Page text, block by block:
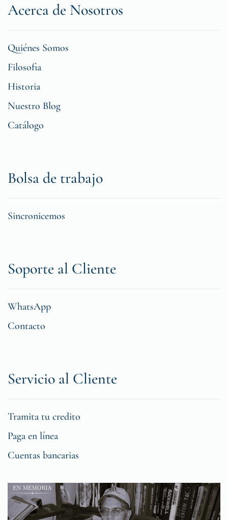
Acerca de Nosotros
Quiénes Somos
Filosofia
Historia
Nuestro Blog
Catálogo
Bolsa de trabajo
Sincronicemos
Soporte al Cliente
WhatsApp
Contacto
Servicio al Cliente
Tramita tu credito
Paga en línea
Cuentas bancarias